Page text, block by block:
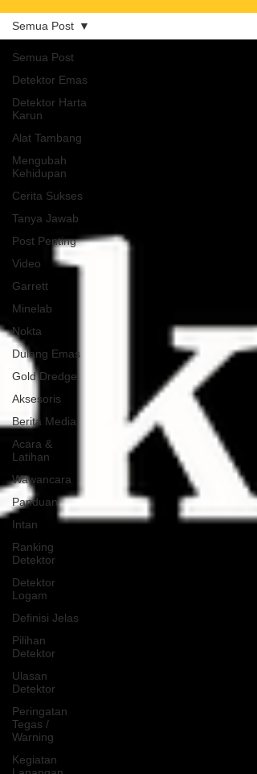
Semua Post
Detektor Emas
Detektor Harta
Karun
Alat Tambang
Mengubah
Kehidupan
Cerita Sukses
Tanya Jawab
Post Penting
Video
Garrett
Minelab
Nokta
Dulang Emas
Gold Dredge
Aksesoris
Berita Media
Acara &
Latihan
Wawancara
Panduan
Intan
Ranking
Detektor
Detektor
Logam
Definisi Jelas
Pilihan
Detektor
Ulasan
Detektor
Peringatan
Tegas /
Warning
Kegiatan
Semua Post